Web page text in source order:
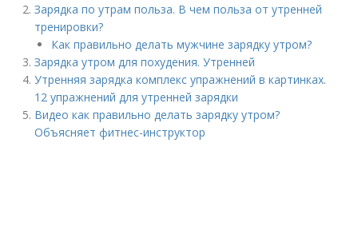
Зарядка по утрам польза. В чем польза от утренней
тренировки?
Как правильно делать мужчине зарядку утром?
Зарядка утром для похудения. Утренней
Утренняя зарядка комплекс упражнений в картинках.
12 упражнений для утренней зарядки
Видео как правильно делать зарядку утром?
Объясняет фитнес-инструктор